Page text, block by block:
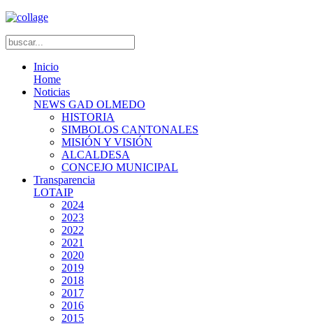
Inicio
Home
Noticias
NEWS GAD OLMEDO
HISTORIA
SIMBOLOS CANTONALES
MISIÓN Y VISIÓN
ALCALDESA
CONCEJO MUNICIPAL
Transparencia
LOTAIP
2024
2023
2022
2021
2020
2019
2018
2017
2016
2015